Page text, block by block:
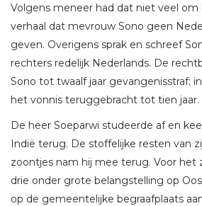
Volgens meneer had dat niet veel om
verhaal dat mevrouw Sono geen
geven. Overigens sprak en schreef
rechters redelijk Nederlands. De
Sono tot twaalf jaar gevangenisstraf;
het vonnis teruggebracht tot tien jaar.
De heer Soeparwi studeerde af en
Indië terug. De stoffelijke resten van
zoontjes nam hij mee terug. Voor het
drie onder grote belangstelling op
op de gemeentelijke begraafplaats